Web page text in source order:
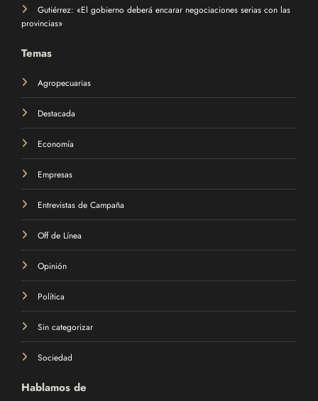
Gutiérrez: «El gobierno deberá encarar negociaciones serias con las
provincias»
Temas
Agropecuarias
Destacada
Economía
Empresas
Entrevistas de Campaña
Off de Línea
Opinión
Política
Sin categorizar
Sociedad
Hablamos de